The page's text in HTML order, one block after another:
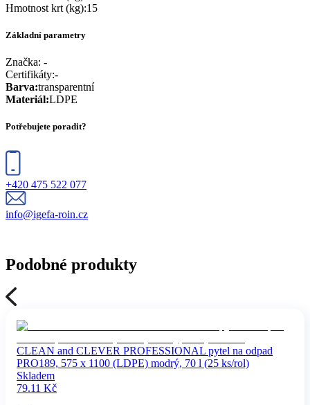
Hmotnost krt (kg):15
Základní parametry
Značka: -
Certifikáty:-
Barva:transparentní
Materiál:LDPE
Potřebujete poradit?
+420 475 522 077
info@igefa-roin.cz
Podobné produkty
CLEAN and CLEVER PROFESSIONAL pytel na odpad
PRO189, 575 x 1100 (LDPE) modrý, 70 l (25 ks/rol)
Skladem
79.11 Kč